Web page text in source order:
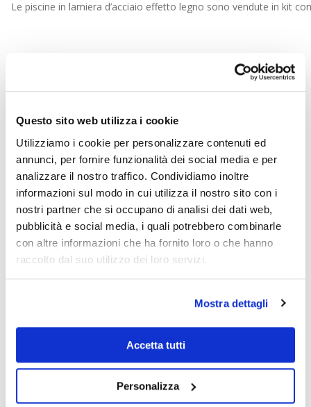
Questo sito web utilizza i cookie
Utilizziamo i cookie per personalizzare contenuti ed
annunci, per fornire funzionalità dei social media e per
analizzare il nostro traffico. Condividiamo inoltre
informazioni sul modo in cui utilizza il nostro sito con i
nostri partner che si occupano di analisi dei dati web,
pubblicità e social media, i quali potrebbero combinarle
con altre informazioni che ha fornito loro o che hanno
raccolto dal suo utilizzo dei loro servizi.
Mostra dettagli
Accetta tutti
Personalizza
Le piscine in lamiera d’acciaio effetto legno sono vendute in kit